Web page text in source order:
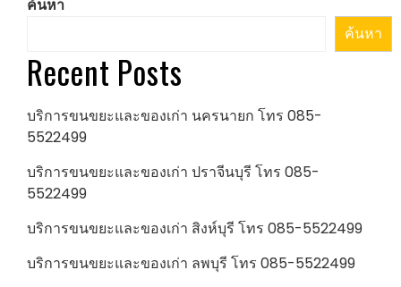
ค้นหา
ค้นหา
Recent Posts
บริการขนขยะและของเก่า นครนายก โทร 085-
5522499
บริการขนขยะและของเก่า ปราจีนบุรี โทร 085-
5522499
บริการขนขยะและของเก่า สิงห์บุรี โทร 085-5522499
บริการขนขยะและของเก่า ลพบุรี โทร 085-5522499